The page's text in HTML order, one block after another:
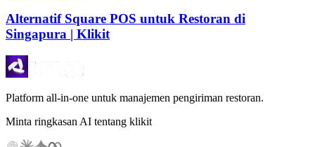
Alternatif Square POS untuk Restoran di
Singapura | Klikit
Platform all-in-one untuk manajemen pengiriman restoran.
Minta ringkasan AI tentang klikit